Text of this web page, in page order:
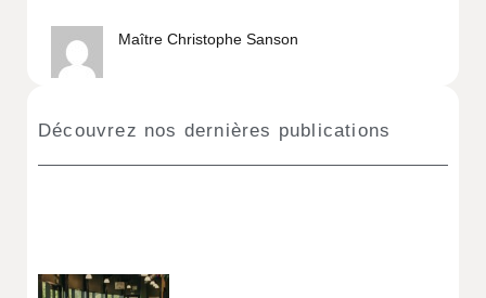
Maître Christophe Sanson
Découvrez nos dernières publications